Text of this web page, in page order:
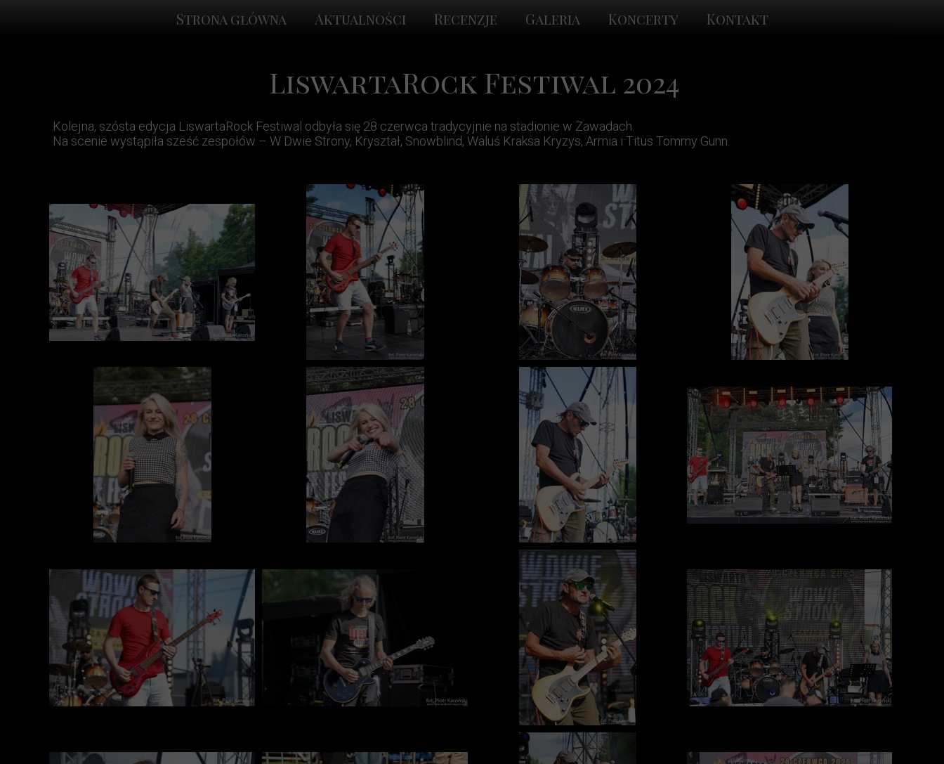
Strona główna Aktualności Recenzje Galeria Koncerty Kontakt
Kolejna, szósta edycja LiswartaRock Festiwal odbyła się 28 czerwca tradycyjnie na stadionie w Zawadach.
Na scenie wystąpiła sześć zespołów – W Dwie Strony, Kryształ, Snowblind, Waluś Kraksa Kryzys, Armia i Titus Tommy Gunn.
LiswartaRock Festiwal 2024